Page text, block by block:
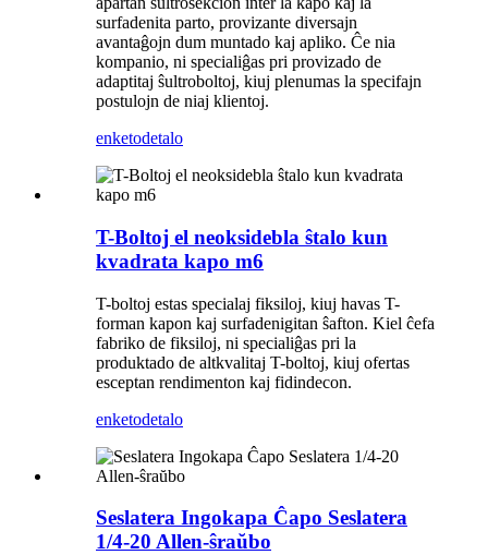
surfadenita parto, provizante diversajn
avantaĝojn dum muntado kaj apliko. Ĉe nia
kompanio, ni specialiĝas pri provizado de
adaptitaj ŝultroboltoj, kiuj plenumas la specifajn
postulojn de niaj klientoj.
enketodetalo
T-Boltoj el neoksidebla ŝtalo kun
kvadrata kapo m6
T-boltoj estas specialaj fiksiloj, kiuj havas T-
forman kapon kaj surfadenigitan ŝafton. Kiel ĉefa
fabriko de fiksiloj, ni specialiĝas pri la
produktado de altkvalitaj T-boltoj, kiuj ofertas
esceptan rendimenton kaj fidindecon.
enketodetalo
Seslatera Ingokapa Ĉapo Seslatera
1/4-20 Allen-ŝraŭbo